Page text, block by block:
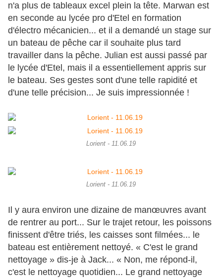
n'a plus de tableaux excel plein la tête. Marwan est
en seconde au lycée pro d'Etel en formation
d'électro mécanicien... et il a demandé un stage sur
un bateau de pêche car il souhaite plus tard
travailler dans la pêche. Julian est aussi passé par
le lycée d'Etel, mais il a essentiellement appris sur
le bateau. Ses gestes sont d'une telle rapidité et
d'une telle précision... Je suis impressionnée !
Lorient - 11.06.19
Lorient - 11.06.19
Il y aura environ une dizaine de manœuvres avant
de rentrer au port... Sur le trajet retour, les poissons
finissent d'être triés, les caisses sont filmées... le
bateau est entièrement nettoyé. « C'est le grand
nettoyage » dis-je à Jack... « Non, me répond-il,
c'est le nettoyage quotidien... Le grand nettoyage